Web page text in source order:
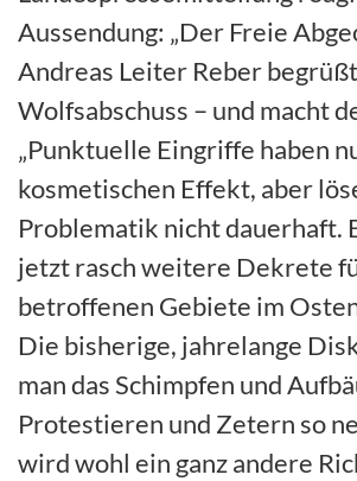
Aussendung: „Der Freie
Andreas Leiter Reber
Wolfsabschuss – und macht
„Punktuelle Eingriffe haben
kosmetischen Effekt, aber
Problematik nicht dauerhaft.
jetzt rasch weitere Dekrete
betroffenen Gebiete im Osten
Die bisherige, jahrelange
man das Schimpfen und
Protestieren und Zetern so
wird wohl ein ganz andere